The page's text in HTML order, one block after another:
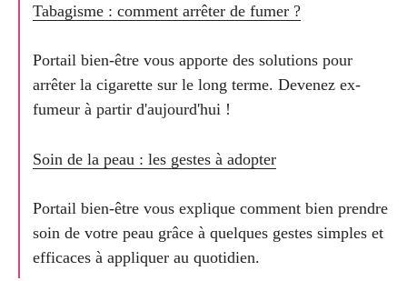
Tabagisme : comment arrêter de fumer ?
Portail bien-être vous apporte des solutions pour
arrêter la cigarette sur le long terme. Devenez ex-
fumeur à partir d'aujourd'hui !
Soin de la peau : les gestes à adopter
Portail bien-être vous explique comment bien prendre
soin de votre peau grâce à quelques gestes simples et
efficaces à appliquer au quotidien.